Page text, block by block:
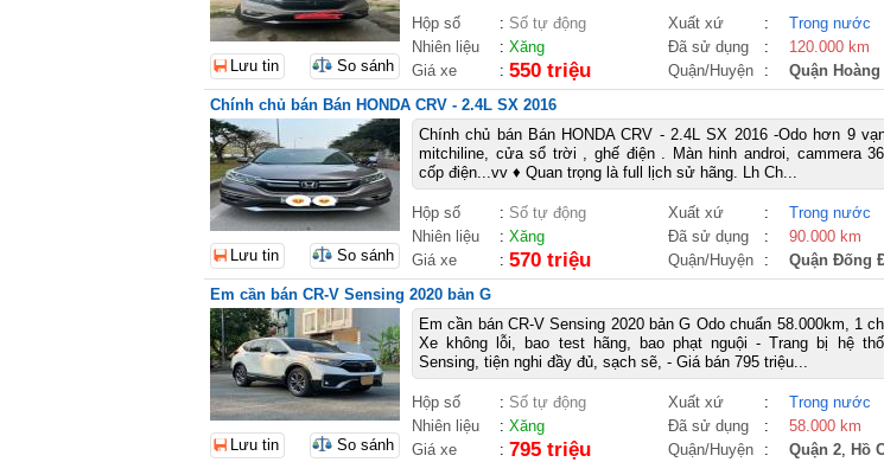
Hộp số : Số tự động Xuất xứ :
Trong nước
Nhiên liệu
: Xăng Đã sử dụng :
120.000 km
Giá xe
: 550 triệu Quận/Huyện : Quận Hoàng
Lưu tin So sánh
Chính chủ bán Bán HONDA CRV - 2.4L SX 2016
Chính chủ bán Bán HONDA CRV - 2.4L SX 2016 -Odo hơn 9
mitchiline, cửa sổ trời , ghế điện . Màn hinh androi, cammera
cốp điện...vv ♦ Quan trọng là full lịch sử hãng. Lh Ch...
Hộp số : Số tự động Xuất xứ :
Trong nước
Nhiên liệu
: Xăng Đã sử dụng :
90.000 km
Giá xe
: 570 triệu Quận/Huyện : Quận Đống
Lưu tin So sánh
Em cần bán CR-V Sensing 2020 bản G
Em cần bán CR-V Sensing 2020 bản G Odo chuẩn 58.000km, 1
Xe không lỗi, bao test hãng, bao phạt nguội - Trang bị hệ
Sensing, tiện nghi đầy đủ, sạch sẽ, - Giá bán 795 triệu...
Hộp số : Số tự động Xuất xứ :
Trong nước
Nhiên liệu
: Xăng Đã sử dụng :
58.000 km
Giá xe
: 795 triệu Quận/Huyện : Quận 2, Hồ
Lưu tin So sánh